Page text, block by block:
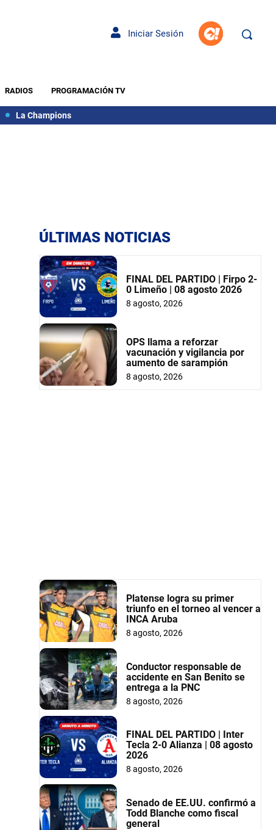
Iniciar Sesión
RADIOS PROGRAMACIÓN TV
La Champions
ÚLTIMAS NOTICIAS
FINAL DEL PARTIDO | Firpo 2-
0 Limeño | 08 agosto 2026
8 agosto, 2026
OPS llama a reforzar
vacunación y vigilancia por
aumento de sarampión
8 agosto, 2026
Platense logra su primer
triunfo en el torneo al vencer a
INCA Aruba
8 agosto, 2026
Conductor responsable de
accidente en San Benito se
entrega a la PNC
8 agosto, 2026
FINAL DEL PARTIDO | Inter
Tecla 2-0 Alianza | 08 agosto
2026
8 agosto, 2026
Senado de EE.UU. confirmó a
Todd Blanche como fiscal
general